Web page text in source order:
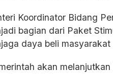
Koordinator Bidang
bagian dari Paket
daya beli
akan